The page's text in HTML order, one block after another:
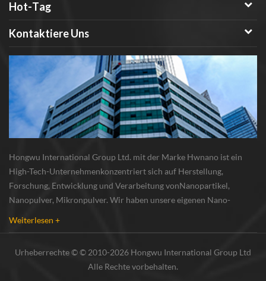
Hot-Tag
Kontaktiere Uns
Hongwu International Group Ltd. mit der Marke Hwnano ist ein
High-Tech-Unternehmenkonzentriert sich auf Herstellung,
Forschung, Entwicklung und Verarbeitung vonNanopartikel,
Nanopulver, Mikronpulver. Wir haben unsere eigenen Nano-
Weiterlesen +
Urheberrechte © © 2010-2026 Hongwu International Group Ltd
Alle Rechte vorbehalten.